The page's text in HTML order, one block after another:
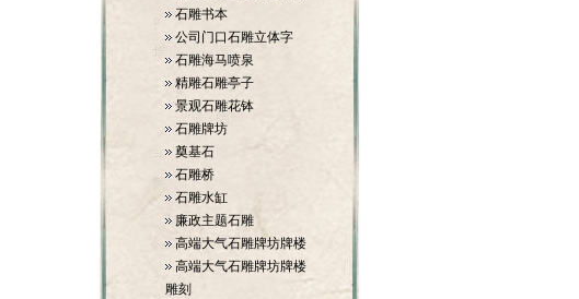
石雕书本
公司门口石雕立体字
石雕海马喷泉
精雕石雕亭子
景观石雕花钵
石雕牌坊
奠基石
石雕桥
石雕水缸
廉政主题石雕
高端大气石雕牌坊牌楼
高端大气石雕牌坊牌楼
雕刻